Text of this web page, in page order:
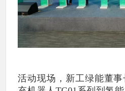
活动现场，新工绿能董